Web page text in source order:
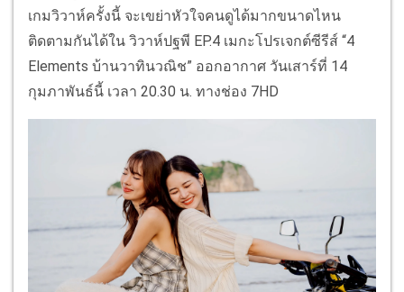
เกมวิวาห์ครั้งนี้ จะเขย่าหัวใจคนดูได้มากขนาดไหน
ติดตามกันได้ใน วิวาห์ปฐพี EP.4 เมกะโปรเจกต์ซีรีส์ “4
Elements บ้านวาทินวณิช” ออกอากาศ วันเสาร์ที่ 14
กุมภาพันธ์นี้ เวลา 20.30 น. ทางช่อง 7HD